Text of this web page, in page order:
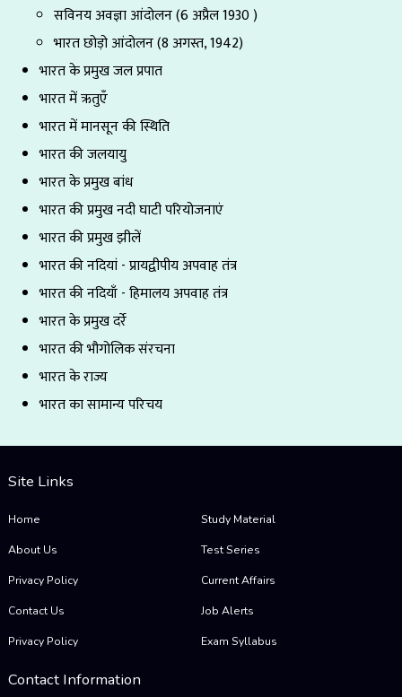
सविनय अवज्ञा आंदोलन (6 अप्रैल 1930 )
भारत छोड़ो आंदोलन (8 अगस्त, 1942)
भारत के प्रमुख जल प्रपात
भारत में ऋतुएँ
भारत में मानसून की स्थिति
भारत की जलयायु
भारत के प्रमुख बांध
भारत की प्रमुख नदी घाटी परियोजनाएं
भारत की प्रमुख झीलें
भारत की नदियां - प्रायद्वीपीय अपवाह तंत्र
भारत की नदियाँ - हिमालय अपवाह तंत्र
भारत के प्रमुख दर्रे
भारत की भौगोलिक संरचना
भारत के राज्य
भारत का सामान्य परिचय
Site Links
Home
About Us
Privacy Policy
Contact Us
Privacy Policy
Study Material
Test Series
Current Affairs
Job Alerts
Exam Syllabus
Contact Information